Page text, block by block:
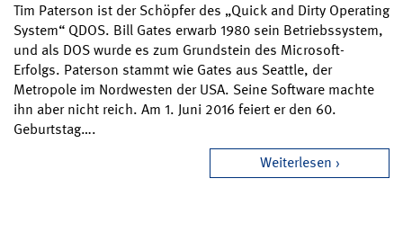
Tim Paterson ist der Schöpfer des „Quick and Dirty Operating
System“ QDOS. Bill Gates erwarb 1980 sein Betriebssystem,
und als DOS wurde es zum Grundstein des Microsoft-
Erfolgs. Paterson stammt wie Gates aus Seattle, der
Metropole im Nordwesten der USA. Seine Software machte
ihn aber nicht reich. Am 1. Juni 2016 feiert er den 60.
Geburtstag….
Weiterlesen